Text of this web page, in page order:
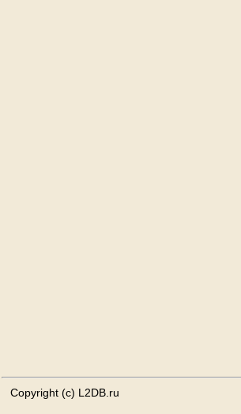
Copyright (c) L2DB.ru